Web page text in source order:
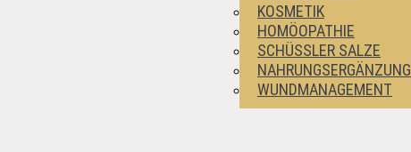
KOSMETIK
HOMÖOPATHIE
SCHÜSSLER SALZE
NAHRUNGSERGÄNZUNG
WUNDMANAGEMENT